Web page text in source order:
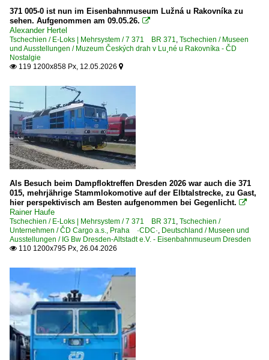
Berlin Alexanderplatz
Berlin Ostbahnhof
Berlin Schönefeld Flughafen
Berlin Zoologischer Garten
Dresden (sonstige)
Dresden Hbf ·DH·
Bahnhöfe (F - K)
Heidenau (Sachsen)
Königstein (Sächs. Schw.)
Bahnhöfe (L - Q)
Pirna
Stadt Wehlen
Dampfloks
BR 52 DR 52.1-7/52.9 ·Kriegslok·
Detailfotos
2004
2005
2006
2009
2010
2010
2011
2012
2013
2014
2015
2018
2019
2020
371 005-0 ist nun im Eisenbahnmuseum Lužná u Rakovníka zu
sehen. Aufgenommen am 09.05.26. 
Alexander Hertel
Tschechien / E-Loks | Mehrsystem / 7 371 BR 371, Tschechien / Museen
und Ausstellungen / Muzeum Českých drah v Lu¸né u Rakovníka - ČD
Nostalgie
 119 1200x858 Px, 12.05.2026 
Als Besuch beim Dampfloktreffen Dresden 2026 war auch die 371
015, mehrjährige Stammlokomotive auf der Elbtalstrecke, zu Gast,
hier perspektivisch am Besten aufgenommen bei Gegenlicht. 
Rainer Haufe
Tschechien / E-Loks | Mehrsystem / 7 371 BR 371, Tschechien /
Unternehmen / ČD Cargo a.s., Praha ·CDC·, Deutschland / Museen und
Ausstellungen / IG Bw Dresden-Altstadt e.V. - Eisenbahnmuseum Dresden
 110 1200x795 Px, 26.04.2026